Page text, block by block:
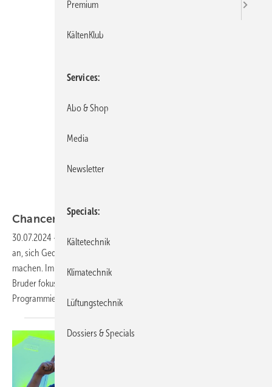
Chancen eines dualen
30.07.2024 -
Mein großer Sohnemann fängt mit seinen 16 Jahren nun
an, sich Gedanken über den weiteren Weg nach dem Abitur zu
machen. Im Gegensatz zu seinem handwerklich begabteren, jüngeren
Bruder fokussiert er sich auf Möglichkeiten, sein Hobby, das
Programmieren, mit der beruflichen Zukunft zu verbinden.
Premium
KältenKlub
Services
Abo & Shop
Media
Newsletter
Specials
Kältetechnik
Klimatechnik
Lüftungstechnik
Dossiers & Specials